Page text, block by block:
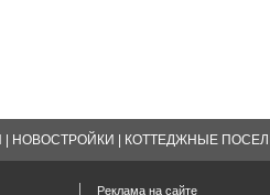
НОВОСТРОЙКИ КОТТЕДЖНЫЕ
Реклама на сайте